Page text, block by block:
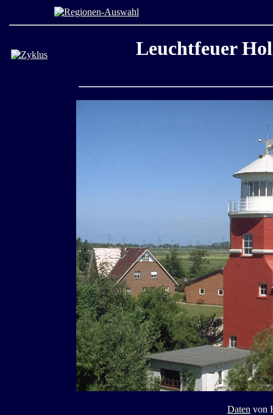
Leuchtfeuer
Daten von